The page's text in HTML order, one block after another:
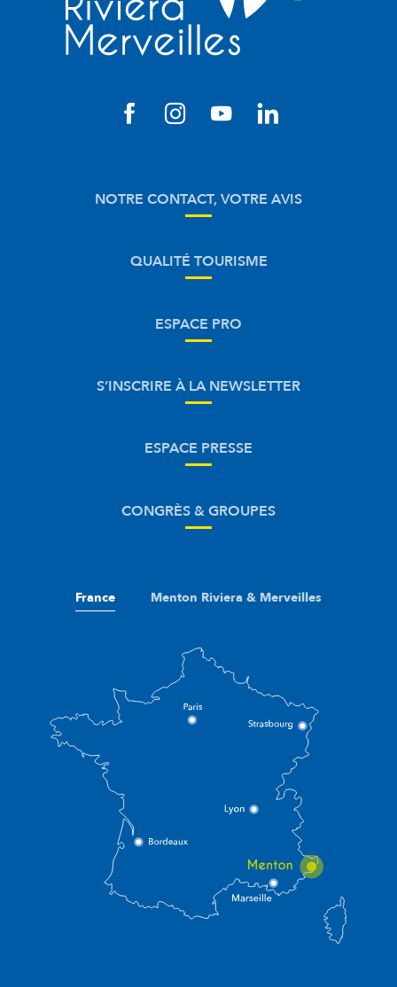
NOTRE CONTACT, VOTRE AVIS
QUALITÉ TOURISME
ESPACE PRO
S’INSCRIRE À LA NEWSLETTER
ESPACE PRESSE
CONGRÈS & GROUPES
France Menton Riviera & Merveilles